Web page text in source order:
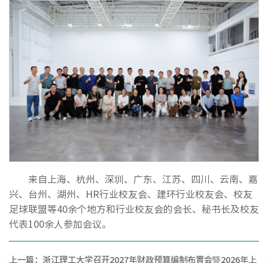
来自上海、杭州、深圳、广东、江苏、四川、云南、嘉
兴、台州、湖州、HR行业校友会、建环行业校友会、校友
足球联盟等40余个地方和行业校友会的会长、秘书长及校友
代表100余人参加会议。
上一篇： 浙江理工大学召开2027年财政预算编制布置会暨2026年上